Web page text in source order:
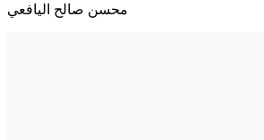
محسن صالح اليافعي